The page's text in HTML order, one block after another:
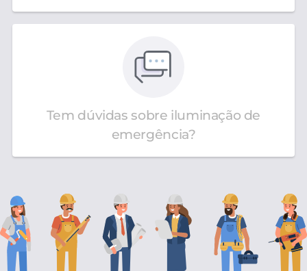
Tem dúvidas sobre iluminação de
emergência?